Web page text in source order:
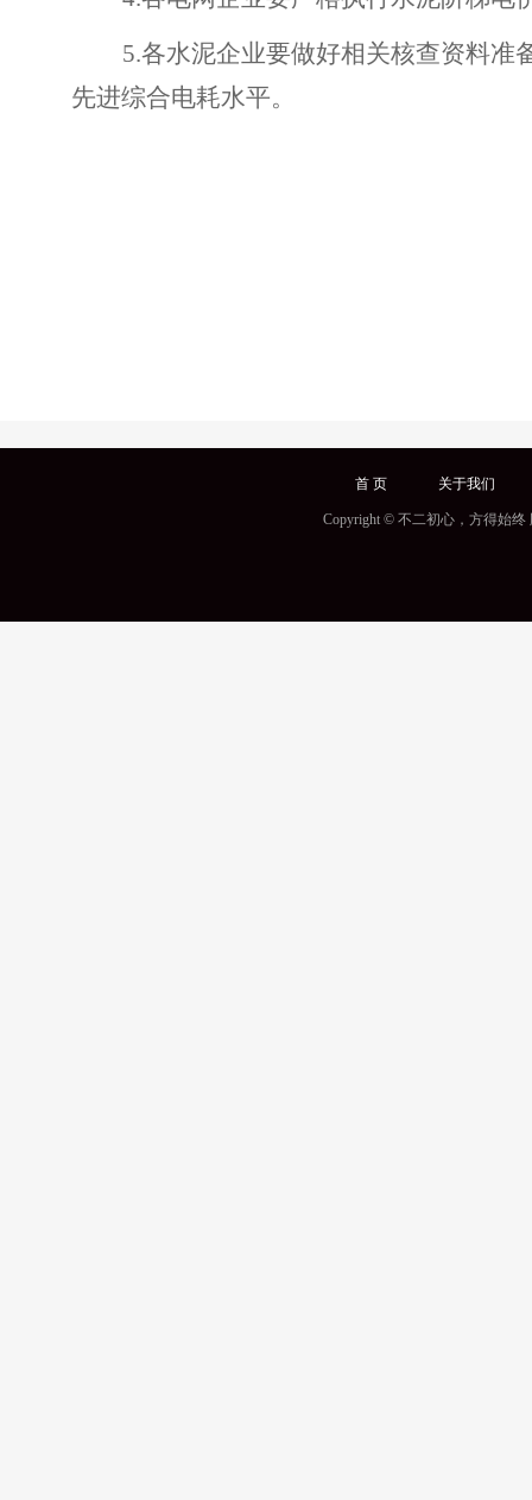
5.各水泥企业要做好相关核查资料准
先进综合电耗水平。
首 页 关于我们
Copyright © 不二初心，方得始